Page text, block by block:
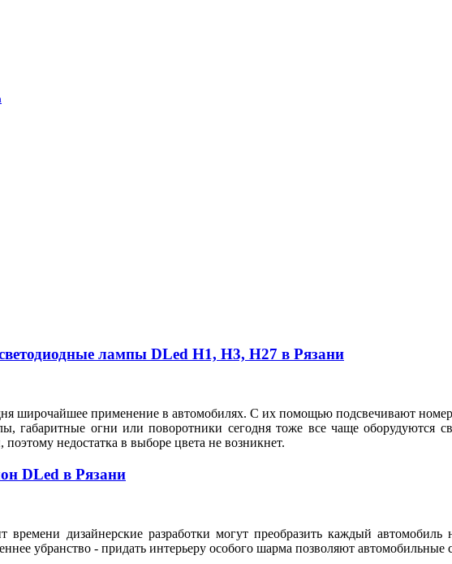
лампы DLed Н1, Н3, Н27 в Рязани
широчайшее применение в автомобилях. С их помощью подсвечивают
габаритные огни или поворотники сегодня тоже все чаще оборудуются
недостатка в выборе цвета не возникнет.
DLed в Рязани
дизайнерские разработки могут преобразить каждый автомобиль
убранство - придать интерьеру особого шарма позволяют автомобильные